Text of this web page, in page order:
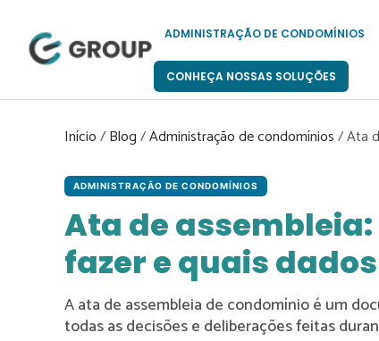
ADMINISTRAÇÃO DE CONDOMÍNIOS
CONHEÇA NOSSAS SOLUÇÕES
Início/Blog/Administração de condomínios/Ata
ADMINISTRAÇÃO DE CONDOMÍNIOS
Ata de assembleia:
fazer e quais
A ata de assembleia de condomínio é um
todas as decisões e deliberações feitas